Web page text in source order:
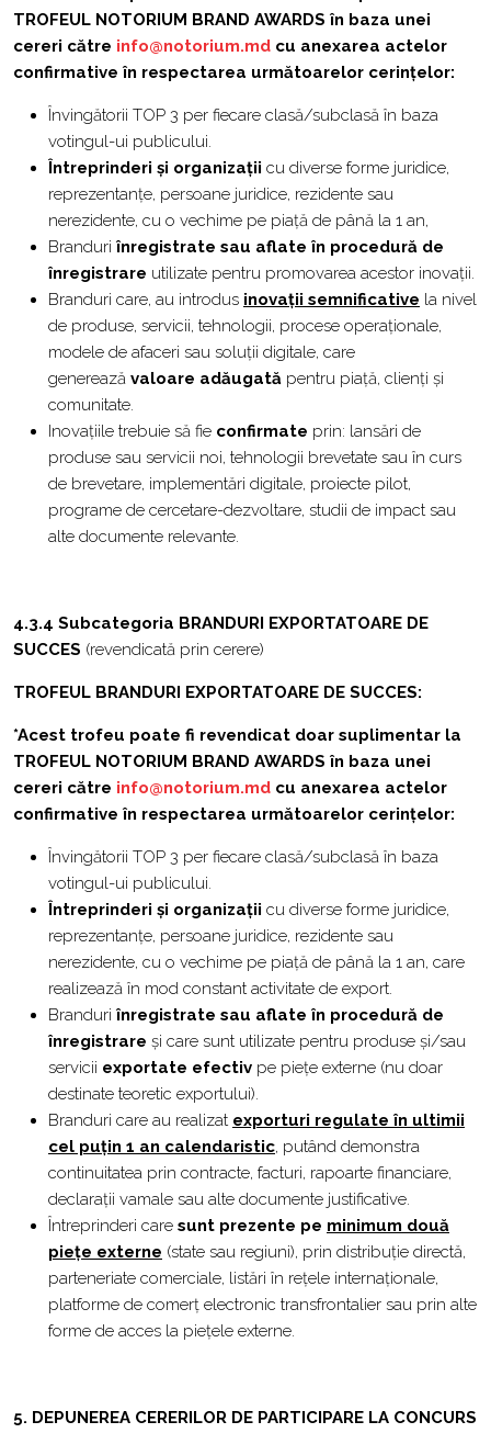
TROFEUL NOTORIUM BRAND AWARDS în baza unei
cereri către info@notorium.md cu anexarea actelor
confirmative în respectarea următoarelor cerințelor:
Învingătorii TOP 3 per fiecare clasă/subclasă în baza
votingul-ui publicului.
Întreprinderi și organizații cu diverse forme juridice,
reprezentanțe, persoane juridice, rezidente sau
nerezidente, cu o vechime pe piață de până la 1 an,
Branduri înregistrate sau aflate în procedură de
înregistrare utilizate pentru promovarea acestor inovații.
Branduri care, au introdus inovații semnificative la nivel
de produse, servicii, tehnologii, procese operaționale,
modele de afaceri sau soluții digitale, care
generează valoare adăugată pentru piață, clienți și
comunitate.
Inovațiile trebuie să fie confirmate prin: lansări de
produse sau servicii noi, tehnologii brevetate sau în curs
de brevetare, implementări digitale, proiecte pilot,
programe de cercetare-dezvoltare, studii de impact sau
alte documente relevante.
4.3.4 Subcategoria BRANDURI EXPORTATOARE DE
SUCCES (revendicată prin cerere)
TROFEUL BRANDURI EXPORTATOARE DE SUCCES:
*Acest trofeu poate fi revendicat doar suplimentar la
TROFEUL NOTORIUM BRAND AWARDS în baza unei
cereri către info@notorium.md cu anexarea actelor
confirmative în respectarea următoarelor cerințelor:
Învingătorii TOP 3 per fiecare clasă/subclasă în baza
votingul-ui publicului.
Întreprinderi și organizații cu diverse forme juridice,
reprezentanțe, persoane juridice, rezidente sau
nerezidente, cu o vechime pe piață de până la 1 an, care
realizează în mod constant activitate de export.
Branduri înregistrate sau aflate în procedură de
înregistrare și care sunt utilizate pentru produse și/sau
servicii exportate efectiv pe piețe externe (nu doar
destinate teoretic exportului).
Branduri care au realizat exporturi regulate în ultimii
cel puțin 1 an calendaristic, putând demonstra
continuitatea prin contracte, facturi, rapoarte financiare,
declarații vamale sau alte documente justificative.
Întreprinderi care sunt prezente pe minimum două
piețe externe (state sau regiuni), prin distribuție directă,
parteneriate comerciale, listări în rețele internaționale,
platforme de comerț electronic transfrontalier sau prin alte
forme de acces la piețele externe.
5. DEPUNEREA CERERILOR DE PARTICIPARE LA CONCURS